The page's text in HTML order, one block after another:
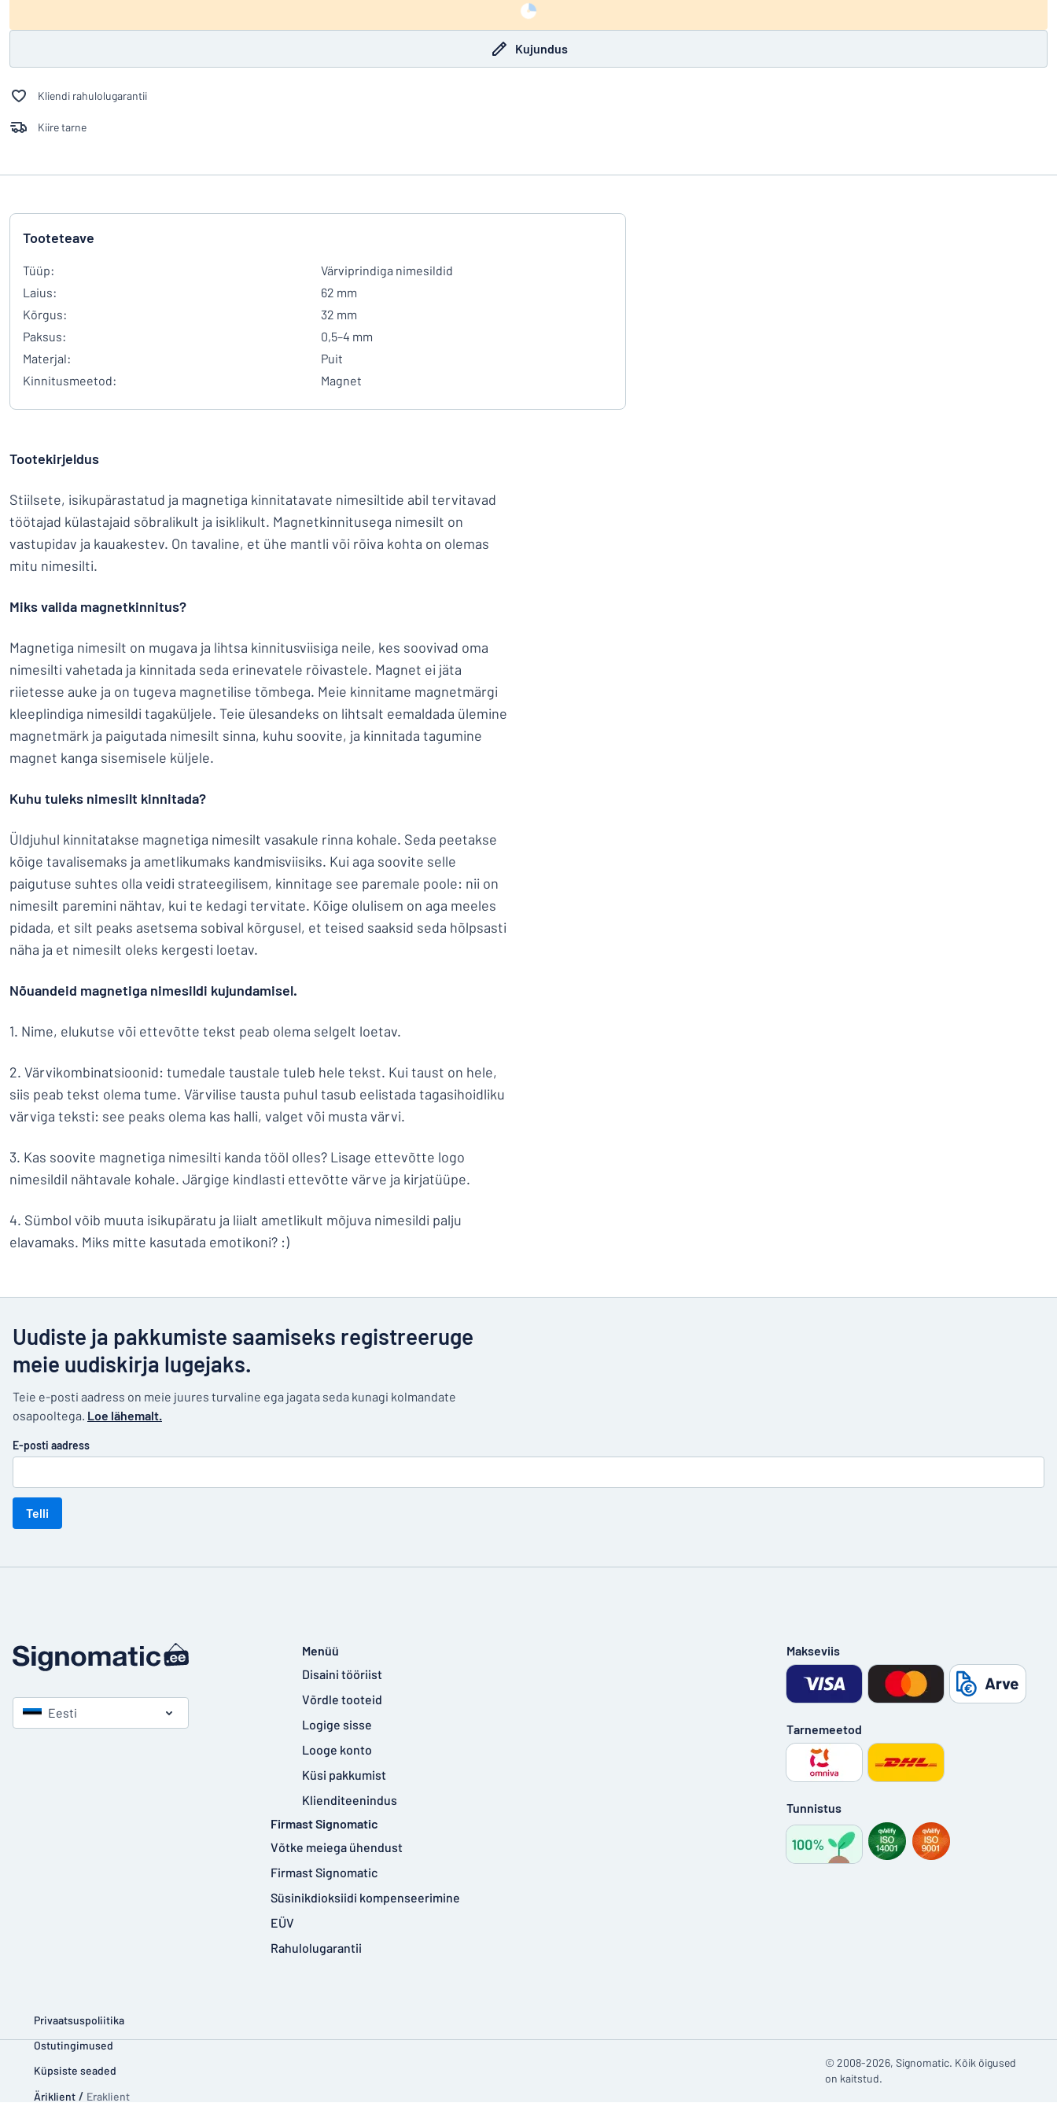
Kujundus
Kliendi rahulolugarantii
Kiire tarne
Tooteteave
Tüüp:
Värviprindiga nimesildid
Laius:
62 mm
Kõrgus:
32 mm
Paksus:
0,5–4 mm
Materjal:
Puit
Kinnitusmeetod:
Magnet
Tootekirjeldus
Stiilsete, isikupärastatud ja magnetiga kinnitatavate nimesiltide abil tervitavad
töötajad külastajaid sõbralikult ja isiklikult. Magnetkinnitusega nimesilt on
vastupidav ja kauakestev. On tavaline, et ühe mantli või rõiva kohta on olemas
mitu nimesilti.
Miks valida magnetkinnitus?
Magnetiga nimesilt on mugava ja lihtsa kinnitusviisiga neile, kes soovivad oma
nimesilti vahetada ja kinnitada seda erinevatele rõivastele. Magnet ei jäta
riietesse auke ja on tugeva magnetilise tõmbega. Meie kinnitame magnetmärgi
kleeplindiga nimesildi tagaküljele. Teie ülesandeks on lihtsalt eemaldada ülemine
magnetmärk ja paigutada nimesilt sinna, kuhu soovite, ja kinnitada tagumine
magnet kanga sisemisele küljele.
Kuhu tuleks nimesilt kinnitada?
Üldjuhul kinnitatakse magnetiga nimesilt vasakule rinna kohale. Seda peetakse
kõige tavalisemaks ja ametlikumaks kandmisviisiks. Kui aga soovite selle
paigutuse suhtes olla veidi strateegilisem, kinnitage see paremale poole: nii on
nimesilt paremini nähtav, kui te kedagi tervitate. Kõige olulisem on aga meeles
pidada, et silt peaks asetsema sobival kõrgusel, et teised saaksid seda hõlpsasti
näha ja et nimesilt oleks kergesti loetav.
Nõuandeid magnetiga nimesildi kujundamisel.
1. Nime, elukutse või ettevõtte tekst peab olema selgelt loetav.
2. Värvikombinatsioonid: tumedale taustale tuleb hele tekst. Kui taust on hele,
siis peab tekst olema tume. Värvilise tausta puhul tasub eelistada tagasihoidliku
värviga teksti: see peaks olema kas halli, valget või musta värvi.
3. Kas soovite magnetiga nimesilti kanda tööl olles? Lisage ettevõtte logo
nimesildil nähtavale kohale. Järgige kindlasti ettevõtte värve ja kirjatüüpe.
4. Sümbol võib muuta isikupäratu ja liialt ametlikult mõjuva nimesildi palju
elavamaks. Miks mitte kasutada emotikoni? :)
Uudiste ja pakkumiste saamiseks registreeruge
meie uudiskirja lugejaks.
Teie e-posti aadress on meie juures turvaline ega jagata seda kunagi kolmandate
osapooltega. Loe lähemalt.
E-posti aadress
Telli
Eesti
Menüü
Disaini tööriist
Võrdle tooteid
Logige sisse
Looge konto
Küsi pakkumist
Klienditeenindus
Firmast Signomatic
Võtke meiega ühendust
Firmast Signomatic
Süsinikdioksiidi kompenseerimine
EÜV
Rahulolugarantii
Makseviis
Tarnemeetod
Tunnistus
Privaatsuspoliitika
Ostutingimused
Küpsiste seaded
Äriklient / Eraklient
© 2008-2026, Signomatic. Kõik õigused
on kaitstud.